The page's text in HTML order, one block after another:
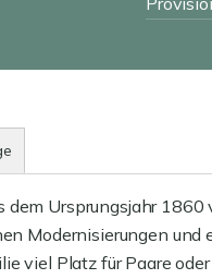
dem Ursprungsjahr
Modernisierungen
viel Platz für Paare